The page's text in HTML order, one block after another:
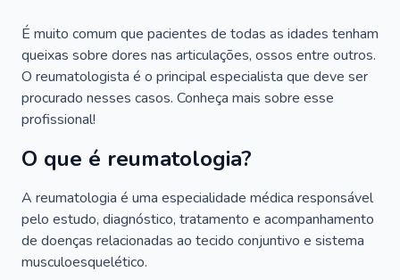
É muito comum que pacientes de todas as idades tenham
queixas sobre dores nas articulações, ossos entre outros.
O reumatologista é o principal especialista que deve ser
procurado nesses casos. Conheça mais sobre esse
profissional!
O que é reumatologia?
A reumatologia é uma especialidade médica responsável
pelo estudo, diagnóstico, tratamento e acompanhamento
de doenças relacionadas ao tecido conjuntivo e sistema
musculoesquelético.